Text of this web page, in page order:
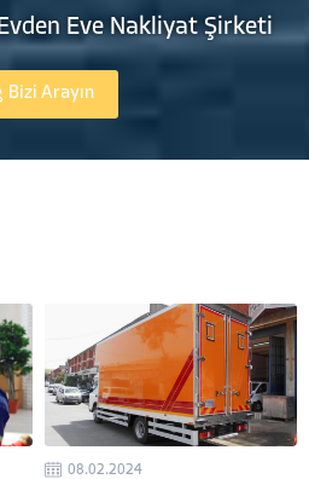
Eve Nakliyat Şirketi
Bizi Arayın
08.02.2024